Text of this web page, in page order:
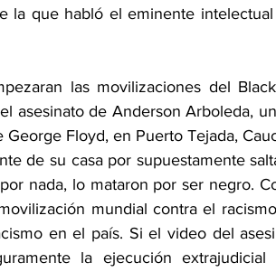
la que habló el eminente
las movilizaciones del
asesinato de Anderson Arboleda,
Floyd, en Puerto Tejada,
de su casa por supuestamente
nada, lo mataron por ser negro.
mundial contra el
en el país. Si el video del
la ejecución extrajudicial